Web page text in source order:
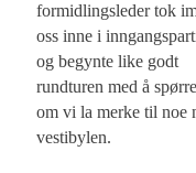
formidlingsleder tok
oss inne i
og begynte like godt
rundturen med å
om vi la merke til noe
vestibylen.